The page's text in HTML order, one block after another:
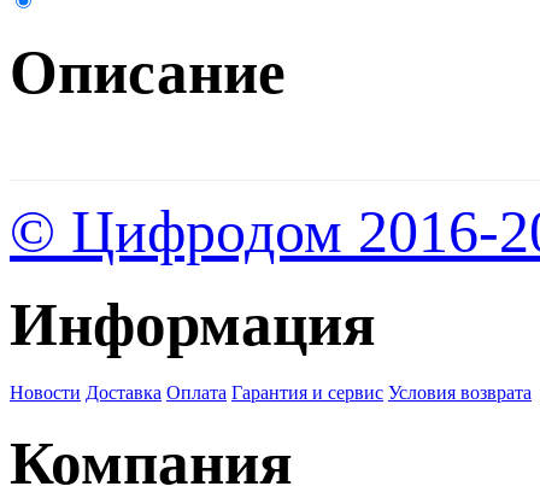
Описание
© Цифродом 2016-
Информация
Новости Доставка Оплата Гарантия и сервис Условия возврата
Компания